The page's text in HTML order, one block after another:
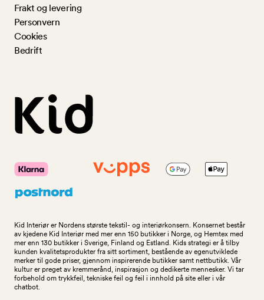
Frakt og levering
Personvern
Cookies
Bedrift
Kid Interiør er Nordens største tekstil- og interiørkonsern. Konsernet består
av kjedene Kid Interiør med mer enn 150 butikker i Norge, og Hemtex med
mer enn 130 butikker i Sverige, Finland og Estland. Kids strategi er å tilby
kunden kvalitetsprodukter fra sitt sortiment, bestående av egenutviklede
merker til gode priser, gjennom inspirerende butikker samt nettbutikk. Vår
kultur er preget av kremmerånd, inspirasjon og dedikerte mennesker. Vi tar
forbehold om trykkfeil, tekniske feil og feil i innhold på site eller i vår
chatbot.